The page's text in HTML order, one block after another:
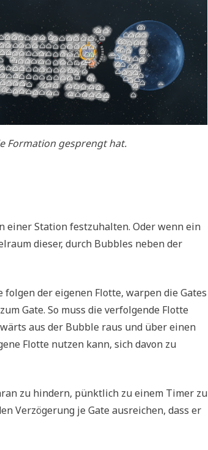
Formation gesprengt hat.
einer Station festzuhalten. Oder wenn ein
dieser, durch Bubbles neben der
der eigenen Flotte, warpen die Gates
Gate. So muss die verfolgende Flotte
aus der Bubble raus und über einen
Flotte nutzen kann, sich davon zu
zu hindern, pünktlich zu einem Timer zu
Verzögerung je Gate ausreichen, dass er